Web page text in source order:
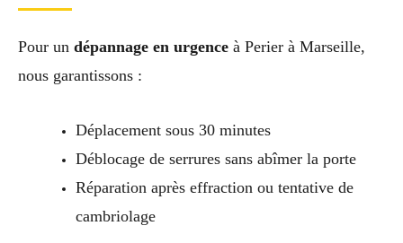
Pour un dépannage en urgence à Perier à Marseille,
nous garantissons :
Déplacement sous 30 minutes
Déblocage de serrures sans abîmer la porte
Réparation après effraction ou tentative de
cambriolage